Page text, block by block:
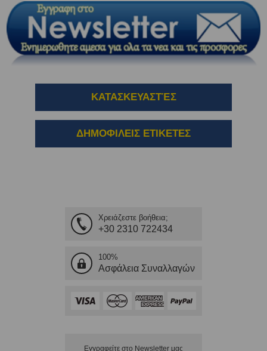
ΚΑΤΑΣΚΕΥΑΣΤΈΣ
ΔΗΜΟΦΙΛΕΙΣ ΕΤΙΚΕΤΕΣ
Χρειάζεστε βοήθεια;
+30 2310 722434
100%
Ασφάλεια Συναλλαγών
Εγγραφείτε στο Νewsletter μας